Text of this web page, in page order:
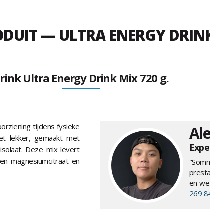
— ULTRA ENERGY
Ultra Energy Drink Mix 720 g.
tijdens fysieke
lekker, gemaakt met
Deze mix levert
magnesiumcitraat en
en
269